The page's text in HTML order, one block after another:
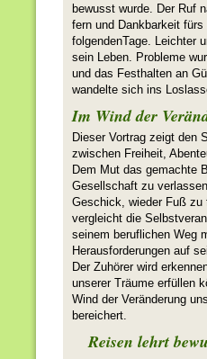
bewusst wurde. Der Ruf
fern und Dankbarkeit
folgendenTage. Leichter
sein Leben. Probleme
und das Festhalten an
wandelte sich ins
Im Wind der
Dieser Vortrag zeigt den
zwischen Freiheit,
Dem Mut das gemachte
Gesellschaft zu
Geschick, wieder Fuß zu
vergleicht die
seinem beruflichen Weg
Herausforderungen auf
Der Zuhörer wird
unserer Träume erfüllen
Wind der Veränderung
bereichert.
Reisen lehrt